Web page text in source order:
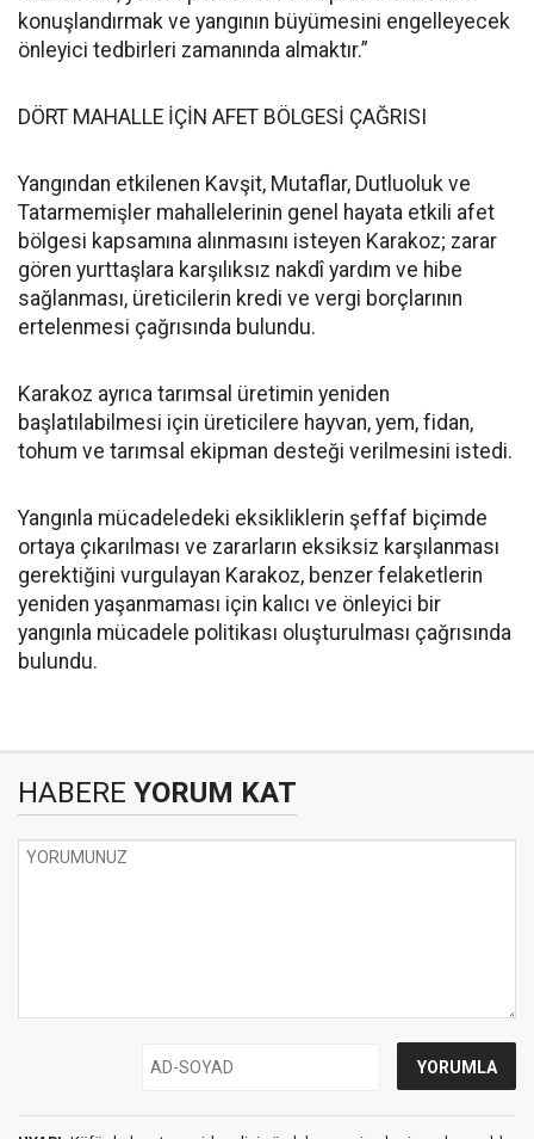
konuşlandırmak ve yangının büyümesini engelleyecek
önleyici tedbirleri zamanında almaktır.”
DÖRT MAHALLE İÇİN AFET BÖLGESİ ÇAĞRISI
Yangından etkilenen Kavşit, Mutaflar, Dutluoluk ve
Tatarmemişler mahallelerinin genel hayata etkili afet
bölgesi kapsamına alınmasını isteyen Karakoz; zarar
gören yurttaşlara karşılıksız nakdî yardım ve hibe
sağlanması, üreticilerin kredi ve vergi borçlarının
ertelenmesi çağrısında bulundu.
Karakoz ayrıca tarımsal üretimin yeniden
başlatılabilmesi için üreticilere hayvan, yem, fidan,
tohum ve tarımsal ekipman desteği verilmesini istedi.
Yangınla mücadeledeki eksikliklerin şeffaf biçimde
ortaya çıkarılması ve zararların eksiksiz karşılanması
gerektiğini vurgulayan Karakoz, benzer felaketlerin
yeniden yaşanmaması için kalıcı ve önleyici bir
yangınla mücadele politikası oluşturulması çağrısında
bulundu.
HABERE YORUM KAT